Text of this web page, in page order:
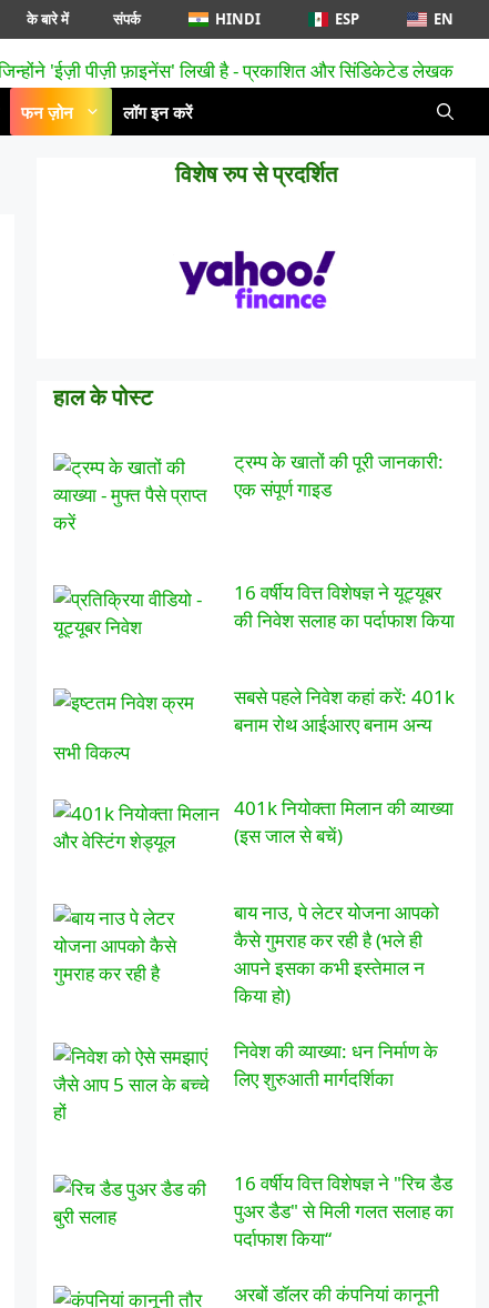
के बारे में संपर्क HINDI ESP EN
फन ज़ोन लॉग इन करें
विशेष रुप से प्रदर्शित
हाल के पोस्ट
ट्रम्प के खातों की पूरी जानकारी:
एक संपूर्ण गाइड
16 वर्षीय वित्त विशेषज्ञ ने यूट्यूबर
की निवेश सलाह का पर्दाफाश किया
सबसे पहले निवेश कहां करें: 401k
बनाम रोथ आईआरए बनाम अन्य
सभी विकल्प
401k नियोक्ता मिलान की व्याख्या
(इस जाल से बचें)
बाय नाउ, पे लेटर योजना आपको
कैसे गुमराह कर रही है (भले ही
आपने इसका कभी इस्तेमाल न
किया हो)
निवेश की व्याख्या: धन निर्माण के
लिए शुरुआती मार्गदर्शिका
16 वर्षीय वित्त विशेषज्ञ ने "रिच डैड
पुअर डैड" से मिली गलत सलाह का
पर्दाफाश किया“
अरबों डॉलर की कंपनियां कानूनी